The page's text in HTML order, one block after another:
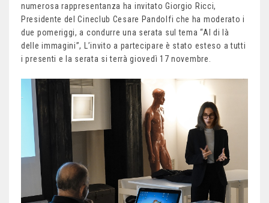
numerosa rappresentanza ha invitato Giorgio Ricci,
Presidente del Cineclub Cesare Pandolfi che ha moderato i
due pomeriggi, a condurre una serata sul tema “Al di là
delle immagini”, L’invito a partecipare è stato esteso a tutti
i presenti e la serata si terrà giovedì 17 novembre.